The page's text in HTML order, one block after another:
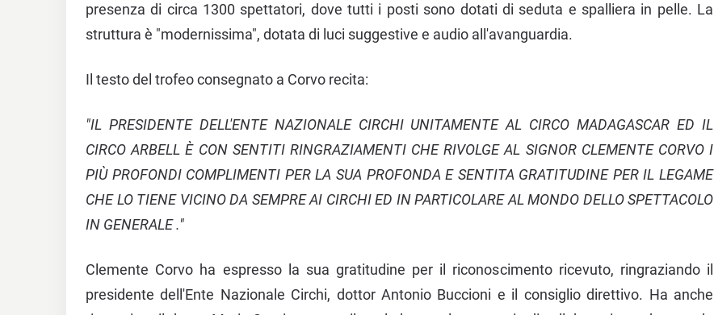
presenza di circa 1300 spettatori, dove tutti i posti sono dotati di seduta e spalliera in pelle. La
struttura è "modernissima", dotata di luci suggestive e audio all'avanguardia.
Il testo del trofeo consegnato a Corvo recita:
"IL PRESIDENTE DELL'ENTE NAZIONALE CIRCHI UNITAMENTE AL CIRCO MADAGASCAR ED IL
CIRCO ARBELL È CON SENTITI RINGRAZIAMENTI CHE RIVOLGE AL SIGNOR CLEMENTE CORVO I
PIÙ PROFONDI COMPLIMENTI PER LA SUA PROFONDA E SENTITA GRATITUDINE PER IL LEGAME
CHE LO TIENE VICINO DA SEMPRE AI CIRCHI ED IN PARTICOLARE AL MONDO DELLO SPETTACOLO
IN GENERALE ."
Clemente Corvo ha espresso la sua gratitudine per il riconoscimento ricevuto, ringraziando il
presidente dell'Ente Nazionale Circhi, dottor Antonio Buccioni e il consiglio direttivo. Ha anche